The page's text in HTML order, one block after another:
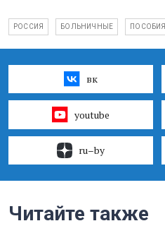
РОССИЯ БОЛЬНИЧНЫЕ ПОСОБИЯ
вк
youtube
ru–by
Читайте также